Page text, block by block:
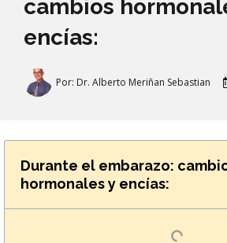
cambios
encías:
Por: Dr. Alberto Meriñan Sebastian
Durante el embarazo:
hormonales y encías: